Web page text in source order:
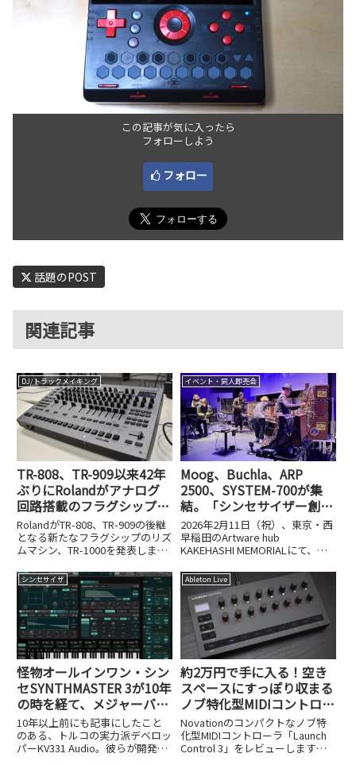
この記事が気に入ったら
フォローしよう
フォロー
話題のPOST
関連記事
DJ/トラックメイキング
TR-808、TR-909以来42年
ぶりにRolandがアナログ
回路搭載のフラグシップ
機、TR-1000を発表。PCと
の接続性も完璧
RolandがTR-808、TR-909の後継
となる新たなフラグシップのリズ
ムマシン、TR-1000を発表しまし
330,000円、発売は2025年10月11
日を予定をしています。このTR-
1000にはTR-808お...
イベント・同人即売会
Moog、Buchla、ARP
2500、SYSTEM-700が集
結。「シンセサイザー創世
記」から見えたモジュラー
文化60年の系譜
2026年2月11日（祝）、東京・西
早稲田のArtware hub
KAKEHASHI MEMORIALにて、
するモジュラー・シンセシス」と
題したイベントが開催されまし
た。これは公益財団法人かけはし
芸術文化振...
シンセサイザ
怪物オールインワン・シン
セSYNTHMASTER 3が10年
の時を経て、メジャーバー
ジョンアップ！
10年以上前にも記事にしたこと
のある、トルコの実力派デベロッ
パーKV331 Audio。彼らが開発す
Ableton Live
約2万円で手に入る！空き
スペースにすっぽり収まる
ノブ特化型MIDIコントロー
ラ、Novation Launch
Control 3
Novationのコンパクトなノブ特
化型MIDIコントローラ「Launch
Control 3」をレビューします。